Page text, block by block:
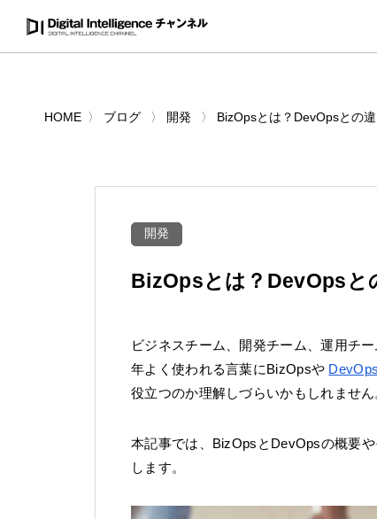
HOME ブログ 開発 BizOpsとは？DevOpsとの
開発
BizOpsとは？DevOpsと
ビジネスチーム、開発チーム、運用チ
年よく使われる言葉にBizOpsや DevOps
役立つのか理解しづらいかもしれません
本記事では、BizOpsとDevOpsの概要
します。